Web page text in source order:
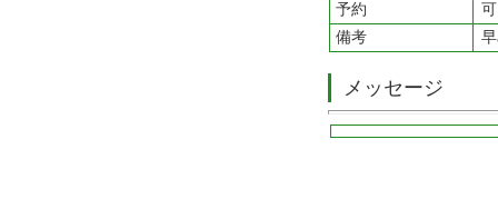
予約
可
備考
メッセージ